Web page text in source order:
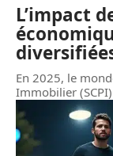
L’impact
En 2025, le
Immobilier